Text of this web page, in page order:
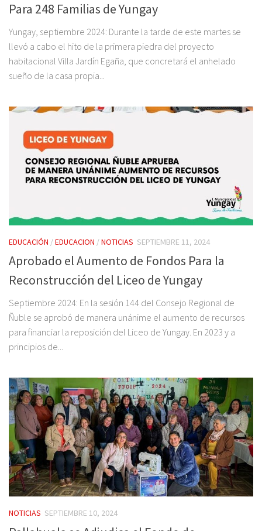
Para 248 Familias de Yungay
Yungay, septiembre 2024: Durante la tarde de este martes se
llevó a cabo el hito de la primera piedra del proyecto
habitacional Villa Jardín Egaña, que concretará el anhelado
sueño de la casa propia...
EDUCACIÓN /EDUCACION /NOTICIAS SEPTIEMBRE 11, 2024
Aprobado el Aumento de Fondos Para la
Reconstrucción del Liceo de Yungay
Septiembre 2024: En la sesión 144 del Consejo Regional de
Ñuble se aprobó de manera unánime el aumento de recursos
para financiar la reposición del Liceo de Yungay. En 2023 y a
principios de...
NOTICIAS SEPTIEMBRE 10, 2024